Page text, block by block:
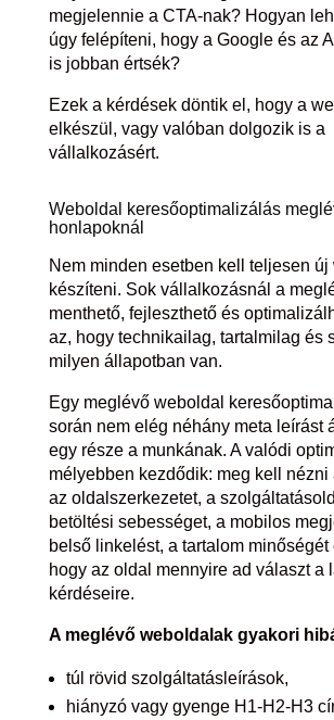
megjelennie a CTA-nak? Hogyan
úgy felépíteni, hogy a Google és az
is jobban értsék?
Ezek a kérdések döntik el, hogy a
elkészül, vagy valóban dolgozik is a
vállalkozásért.
Weboldal keresőoptimalizálás
honlapoknál
Nem minden esetben kell teljesen
készíteni. Sok vállalkozásnál a
menthető, fejleszthető és
az, hogy technikailag, tartalmilag és
milyen állapotban van.
Egy meglévő weboldal
során nem elég néhány meta leírást
egy része a munkának. A valódi
mélyebben kezdődik: meg kell nézni
az oldalszerkezetet, a
betöltési sebességet, a mobilos
belső linkelést, a tartalom minőségét
hogy az oldal mennyire ad választ a
kérdéseire.
A meglévő weboldalak gyakori
túl rövid szolgáltatásleírások,
hiányzó vagy gyenge H1-H2-H3